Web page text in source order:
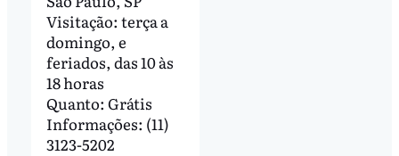
Visitação: terça a
domingo, e
feriados, das 10 às
18 horas
Quanto: Grátis
Informações: (11)
3123-5202